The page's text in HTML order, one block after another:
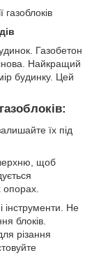
Газобетон
Найкращий
будинку. Цей
їх під
щоб
інструменти. Не
блоків.
різання